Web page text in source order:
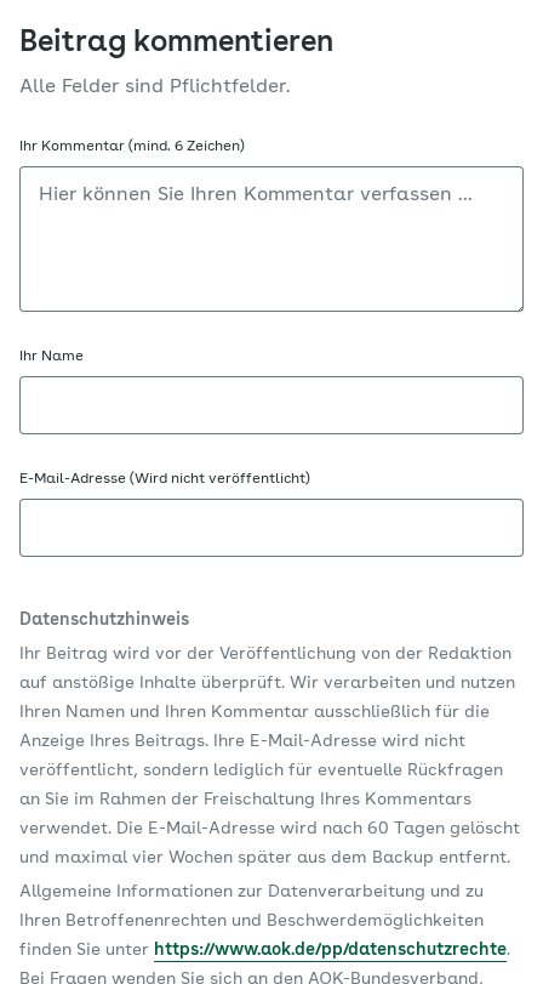
Beitrag kommentieren
Alle Felder sind Pflichtfelder.
Ihr Kommentar (mind. 6 Zeichen)
Ihr Name
E-Mail-Adresse (Wird nicht veröffentlicht)
Datenschutzhinweis
Ihr Beitrag wird vor der Veröffentlichung von der Redaktion
auf anstößige Inhalte überprüft. Wir verarbeiten und nutzen
Ihren Namen und Ihren Kommentar ausschließlich für die
Anzeige Ihres Beitrags. Ihre E-Mail-Adresse wird nicht
veröffentlicht, sondern lediglich für eventuelle Rückfragen
an Sie im Rahmen der Freischaltung Ihres Kommentars
verwendet. Die E-Mail-Adresse wird nach 60 Tagen gelöscht
und maximal vier Wochen später aus dem Backup entfernt.
Allgemeine Informationen zur Datenverarbeitung und zu
Ihren Betroffenenrechten und Beschwerdemöglichkeiten
finden Sie unter https://www.aok.de/pp/datenschutzrechte.
Bei Fragen wenden Sie sich an den AOK-Bundesverband,